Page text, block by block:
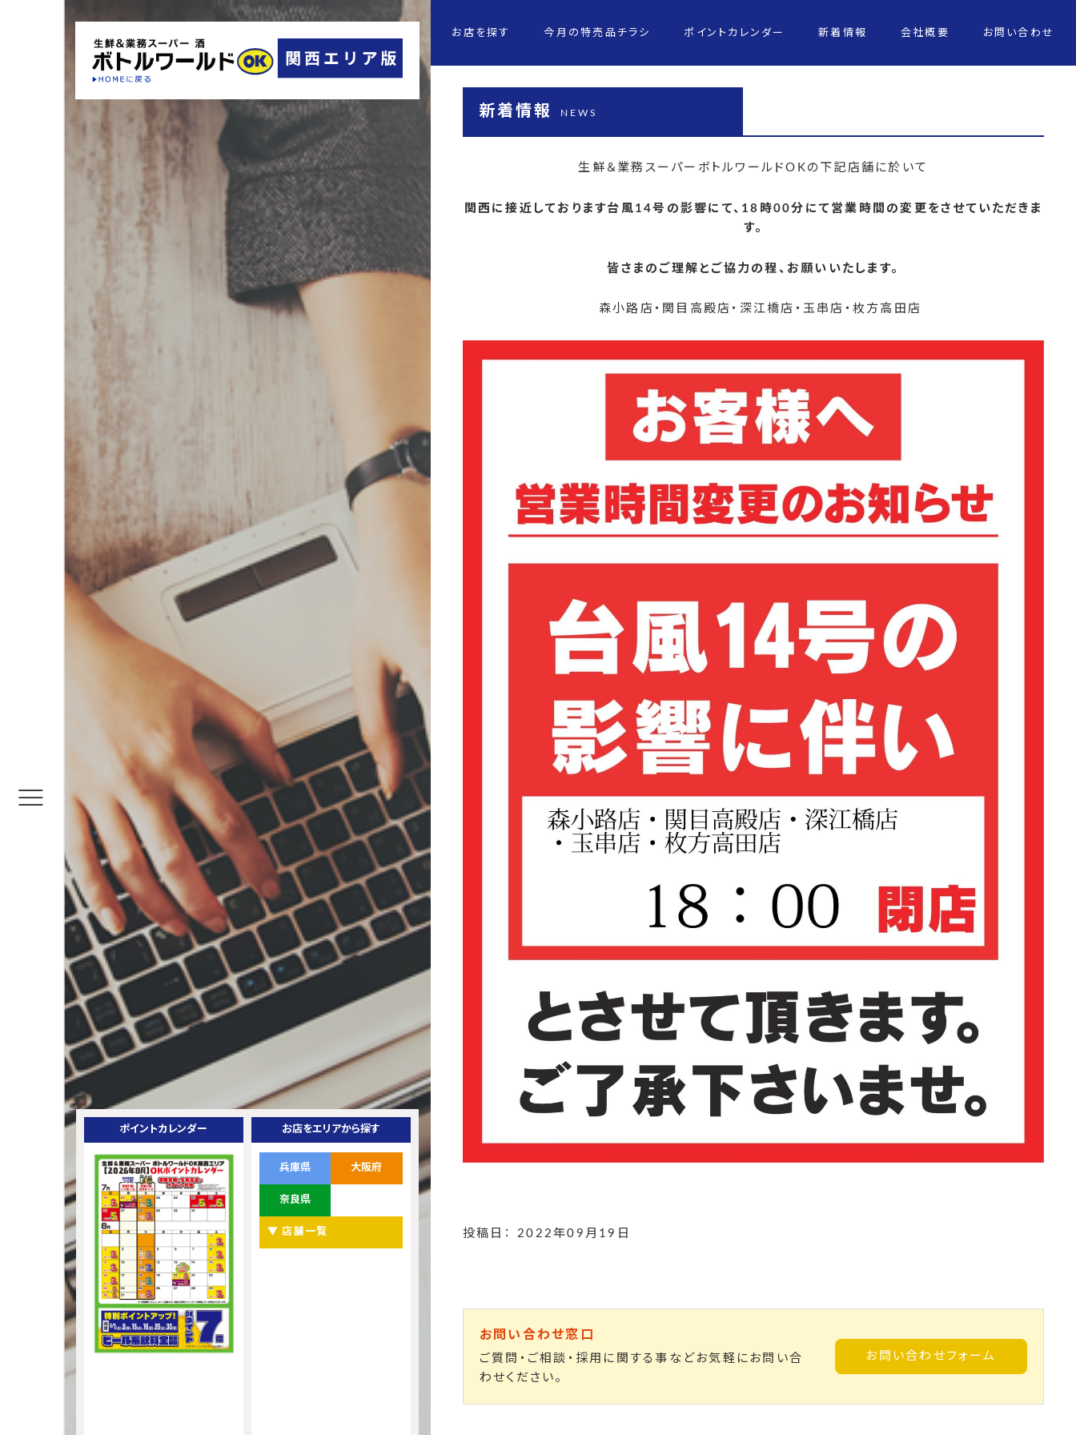
ポイントカレンダー お店をエリアから探す
兵庫県 大阪府
奈良県
▼ 店舗一覧
お店を探す 今月の特売品チラシ ポイントカレンダー 新着情報 会社概要 お問い合わせ
新着情報 NEWS
生鮮＆業務スーパーボトルワールドOKの下記店舗に於いて
関西に接近しております台風14号の影響にて、18時00分にて営業時間の変更をさせていただきま
す。
皆さまのご理解とご協力の程、お願いいたします。
森小路店・関目高殿店・深江橋店・玉串店・枚方高田店
投稿日： 2022年09月19日
お問い合わせ窓口
ご質問・ご相談・採用に関する事などお気軽にお問い合
わせください。
お問い合わせフォーム